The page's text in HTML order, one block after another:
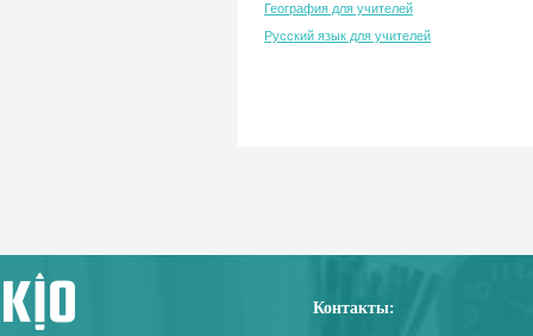
География для учителей
Русский язык для учителей
Контакты: